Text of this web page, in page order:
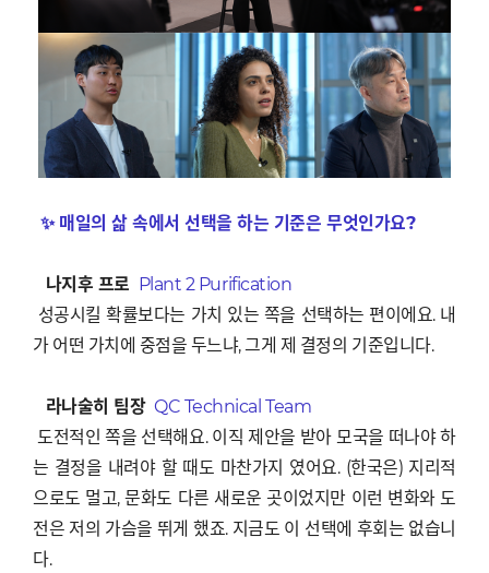
✨ 매일의 삶 속에서 선택을 하는 기준은 무엇인가요?
나지후 프로 Plant 2 Purification
성공시킬 확률보다는 가치 있는 쪽을 선택하는 편이에요. 내
가 어떤 가치에 중점을 두느냐, 그게 제 결정의 기준입니다.
라나술히 팀장 QC Technical Team
도전적인 쪽을 선택해요. 이직 제안을 받아 모국을 떠나야 하
는 결정을 내려야 할 때도 마찬가지 였어요. (한국은) 지리적
으로도 멀고, 문화도 다른 새로운 곳이었지만 이런 변화와 도
전은 저의 가슴을 뛰게 했죠. 지금도 이 선택에 후회는 없습니
다.